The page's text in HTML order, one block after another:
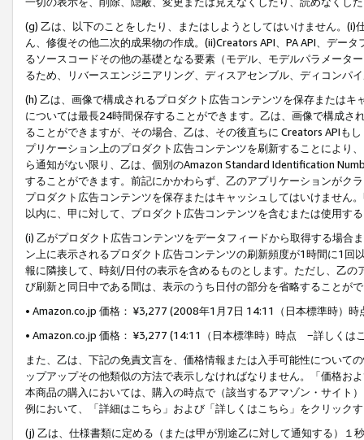
(g) 乙は、以下のことをしたり、またはしようとしてはいけません。
ん、修復その他二次的成果物の作成。(ii)Creators API、PA API、デー
るソースコードその他の基礎となる要素（モデル、モデルパラメータ
るため、リバースエンジニアリング、ディスアセンブル、ディコンパ
(h) 乙は、画像で構成されるプロダクト広告コンテンツを保存または
については最長24時間保存することができます。乙は、画像で構成
ることができますが、その場合、乙は、その後直ちに Creators APIも
プリケーション上のプロダクト広告コンテンツを刷新することにより
ら通知がない限り、乙は、個別のAmazon Standard Identification
することができます。前記にかかわらず、乙のアプリケーションがク
プロダクト広告コンテンツを保存またはキャッシュしてはいけません
以内に、甲に対して、プロダクト広告コンテンツを含むまたは使用す
(i) 乙がプロダクト広告コンテンツをデータフィードから取得する場合
ン上に表示されるプロダクト広告コンテンツの刷新頻度が1時間に1
報に隣接して、時刻/日付の表示を含めるものとします。ただし、乙
び刷新と同日中である間は、表示のうち日付の部分を省略することが
• Amazon.co.jp 価格： ¥3,277 (2008年1月7日 14:11（日本標準時）
• Amazon.co.jp 価格： ¥3,277 (14:11（日本標準時）時点 −詳しくは
また、乙は、下記の免責文言を、価格情報または入手可能性について
ップアップその他類似の方法で表示しなければなりません。「価格
本商品の購入においては、購入の時点で（該当するアマゾン・サイト
例において、「詳細はこちら」および「詳しくはこちら」をクリック
(j) 乙は、仕様書類に定める（または甲が別途乙に対して通知する）